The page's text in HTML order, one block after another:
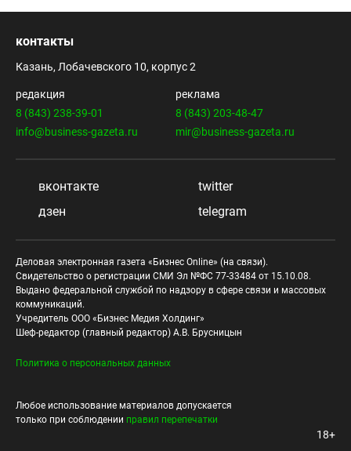
контакты
Казань, Лобачевского 10, корпус 2
редакция
8 (843) 238-39-01
info@business-gazeta.ru
реклама
8 (843) 203-48-47
mir@business-gazeta.ru
вконтакте
twitter
дзен
telegram
Деловая электронная газета «Бизнес Online» (на связи).
Свидетельство о регистрации СМИ Эл №ФС 77-33484 от 15.10.08.
Выдано федеральной службой по надзору в сфере связи и массовых
коммуникаций.
Учредитель ООО «Бизнес Медия Холдинг»
Шеф-редактор (главный редактор) А.В. Брусницын
Политика о персональных данных
Любое использование материалов допускается
только при соблюдении правил перепечатки
18+